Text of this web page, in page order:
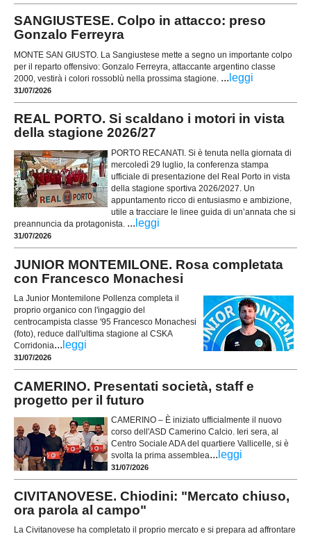
SANGIUSTESE. Colpo in attacco: preso
Gonzalo Ferreyra
MONTE SAN GIUSTO. La Sangiustese mette a segno un importante colpo
per il reparto offensivo: Gonzalo Ferreyra, attaccante argentino classe
2000, vestirà i colori rossoblù nella prossima stagione. ... leggi
31/07/2026
REAL PORTO. Si scaldano i motori in vista
della stagione 2026/27
PORTO RECANATI. Si è tenuta nella giornata di
mercoledì 29 luglio, la conferenza stampa
ufficiale di presentazione del Real Porto in vista
della stagione sportiva 2026/2027. Un
appuntamento ricco di entusiasmo e ambizione,
utile a tracciare le linee guida di un’annata che si
preannuncia da protagonista. ... leggi
31/07/2026
JUNIOR MONTEMILONE. Rosa completata
con Francesco Monachesi
La Junior Montemilone Pollenza completa il
proprio organico con l'ingaggio del
centrocampista classe '95 Francesco Monachesi
(foto), reduce dall'ultima stagione al CSKA
Corridonia... leggi
31/07/2026
CAMERINO. Presentati società, staff e
progetto per il futuro
CAMERINO – È iniziato ufficialmente il nuovo
corso dell'ASD Camerino Calcio. Ieri sera, al
Centro Sociale ADA del quartiere Vallicelle, si è
svolta la prima assemblea... leggi
31/07/2026
CIVITANOVESE. Chiodini: "Mercato chiuso,
ora parola al campo"
La Civitanovese ha completato il proprio mercato e si prepara ad affrontare